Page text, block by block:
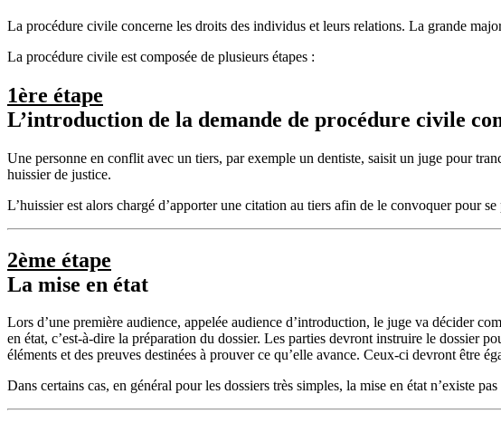
La procédure civile concerne les droits des individus et leurs relations. La grande
La procédure civile est composée de plusieurs étapes :
1ère étape
L’introduction de la demande de procédure civile
Une personne en conflit avec un tiers, par exemple un dentiste, saisit un juge pour
huissier de justice.
L’huissier est alors chargé d’apporter une citation au tiers afin de le convoquer pour
2ème étape
La mise en état
Lors d’une première audience, appelée audience d’introduction, le juge va décider
en état, c’est-à-dire la préparation du dossier. Les parties devront instruire le dossier
éléments et des preuves destinées à prouver ce qu’elle avance. Ceux-ci devront être
Dans certains cas, en général pour les dossiers très simples, la mise en état n’existe